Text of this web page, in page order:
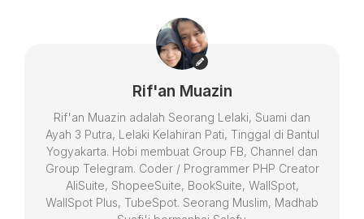
Rif'an Muazin
Rif'an Muazin adalah Seorang Lelaki, Suami dan
Ayah 3 Putra, Lelaki Kelahiran Pati, Tinggal di Bantul
Yogyakarta. Hobi membuat Group FB, Channel dan
Group Telegram. Coder / Programmer PHP Creator
AliSuite, ShopeeSuite, BookSuite, WallSpot,
WallSpot Plus, TubeSpot. Seorang Muslim, Madhab